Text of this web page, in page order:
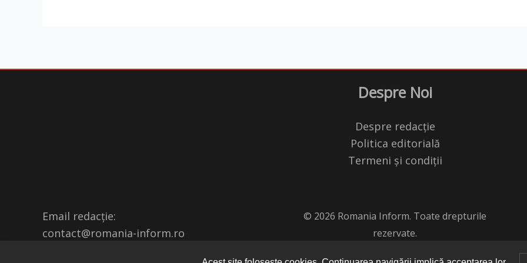
Despre Noi
Despre redacție
Politica editorială
Termeni și condiții
Email redacție:
contact@romania-inform.ro
© 2026 Romania Inform. Toate drepturile
rezervate.